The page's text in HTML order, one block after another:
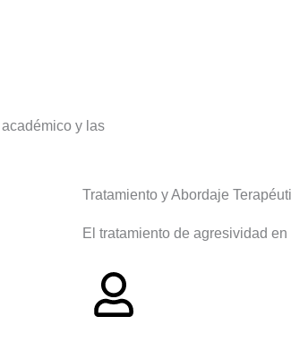
y las
Tratamiento y Abordaje
El tratamiento de agresividad